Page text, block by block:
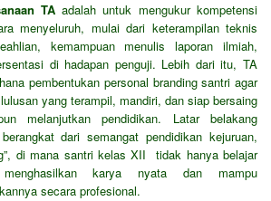
TAadalah untuk mengukur kompetensi
menyeluruh, mulai dari keterampilan teknis
kemampuan menulis laporan ilmiah,
di hadapan penguji. Lebih dari itu, TA
pembentukan personal branding santri agar
yang terampil, mandiri, dan siap bersaing
melanjutkan pendidikan. Latar belakang
dari semangat pendidikan kejuruan,
di mana santri kelas XII tidak hanya belajar
karya nyata dan mampu
secara profesional.